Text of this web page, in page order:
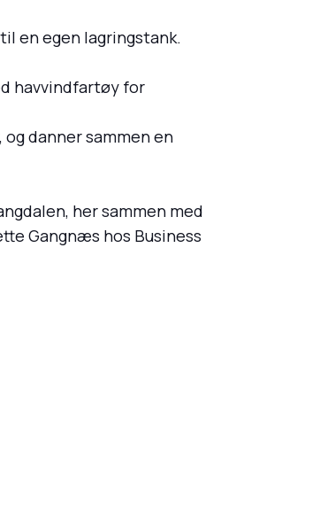
en egen lagringstank.
havvindfartøy for
danner sammen en
her sammen med
Gangnæs hos Business